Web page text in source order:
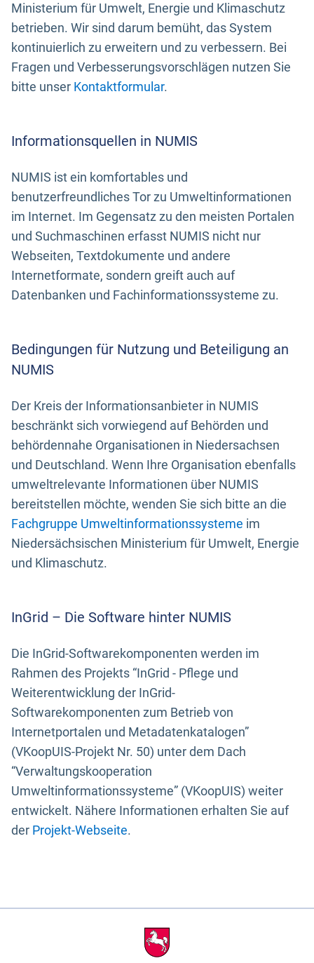
Ministerium für Umwelt, Energie und Klimaschutz
betrieben. Wir sind darum bemüht, das System
kontinuierlich zu erweitern und zu verbessern. Bei
Fragen und Verbesserungsvorschlägen nutzen Sie
bitte unser Kontaktformular.
Informationsquellen in NUMIS
NUMIS ist ein komfortables und
benutzerfreundliches Tor zu Umweltinformationen
im Internet. Im Gegensatz zu den meisten Portalen
und Suchmaschinen erfasst NUMIS nicht nur
Webseiten, Textdokumente und andere
Internetformate, sondern greift auch auf
Datenbanken und Fachinformationssysteme zu.
Bedingungen für Nutzung und Beteiligung an
NUMIS
Der Kreis der Informationsanbieter in NUMIS
beschränkt sich vorwiegend auf Behörden und
behördennahe Organisationen in Niedersachsen
und Deutschland. Wenn Ihre Organisation ebenfalls
umweltrelevante Informationen über NUMIS
bereitstellen möchte, wenden Sie sich bitte an die
Fachgruppe Umweltinformationssysteme im
Niedersächsischen Ministerium für Umwelt, Energie
und Klimaschutz.
InGrid – Die Software hinter NUMIS
Die InGrid-Softwarekomponenten werden im
Rahmen des Projekts “InGrid - Pflege und
Weiterentwicklung der InGrid-
Softwarekomponenten zum Betrieb von
Internetportalen und Metadatenkatalogen”
(VKoopUIS-Projekt Nr. 50) unter dem Dach
“Verwaltungskooperation
Umweltinformationssysteme” (VKoopUIS) weiter
entwickelt. Nähere Informationen erhalten Sie auf
der Projekt-Webseite.